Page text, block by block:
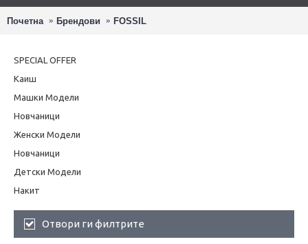
Почетна Брендови FOSSIL
SPECIAL OFFER
Каиш
Машки Модели
Новчаници
Женски Модели
Новчаници
Детски Модели
Накит
Отвори ги филтрите